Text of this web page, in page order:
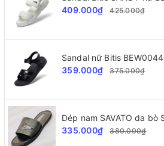
409.000₫
425.000₫
Sandal nữ Bitis
359.000₫
375.000₫
Dép nam SAVATO da bò
335.000₫
380.000₫